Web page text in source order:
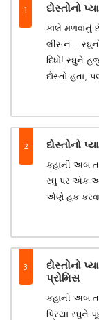
1 દોસ્તોનો
કાલે
લીસન...
દિધો! રઘુને
દોસ્તો હતા,
2 દોસ્તોનો
કહાની અબ
રઘુ પર એક
એણે હક
3
દોસ્તોનો
પ્રોમિસ
કહાની અબ
પ્રિયા રઘુને